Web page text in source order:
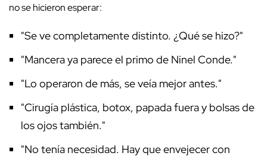
no se hicieron esperar:
"Se ve completamente distinto. ¿Qué se hizo?"
"Mancera ya parece el primo de Ninel Conde."
"Lo operaron de más, se veía mejor antes."
"Cirugía plástica, botox, papada fuera y bolsas de
los ojos también."
"No tenía necesidad. Hay que envejecer con